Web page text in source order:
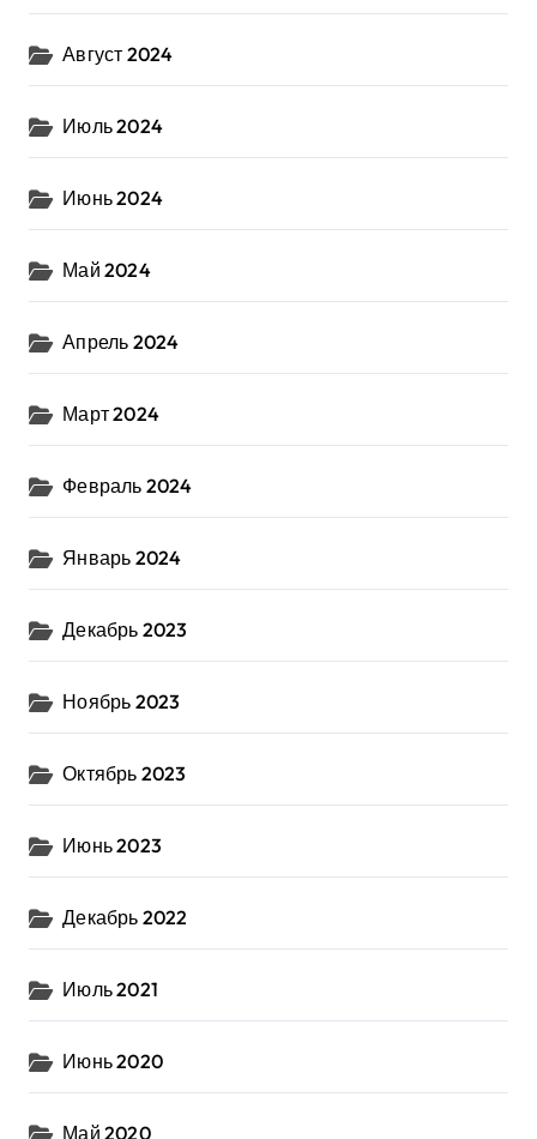
Август 2024
Июль 2024
Июнь 2024
Май 2024
Апрель 2024
Март 2024
Февраль 2024
Январь 2024
Декабрь 2023
Ноябрь 2023
Октябрь 2023
Июнь 2023
Декабрь 2022
Июль 2021
Июнь 2020
Май 2020